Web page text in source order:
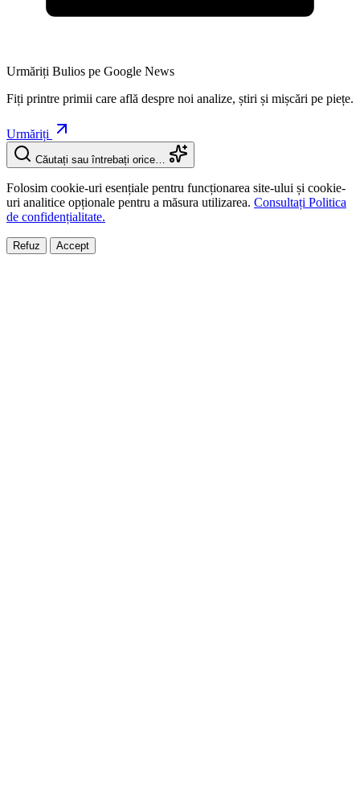
Urmăriți Bulios pe Google News
Fiți printre primii care află despre noi analize, știri și mișcări pe piețe.
Urmăriți
Căutați sau întrebați orice…
Folosim cookie-uri esențiale pentru funcționarea site-ului și cookie-
uri analitice opționale pentru a măsura utilizarea. Consultați Politica
de confidențialitate.
Refuz Accept